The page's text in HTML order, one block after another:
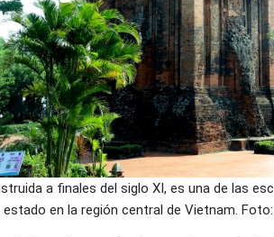
a finales del siglo XI, es una de las
en la región central de Vietnam.